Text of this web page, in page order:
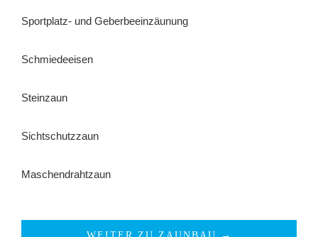
Sportplatz- und Geberbeeinzäunung
Schmiedeeisen
Steinzaun
Sichtschutzzaun
Maschendrahtzaun